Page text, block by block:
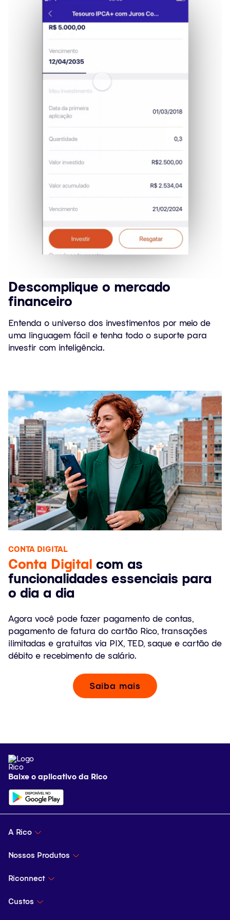
Descomplique o mercado
financeiro
Entenda o universo dos investimentos por meio de
uma linguagem fácil e tenha todo o suporte para
investir com inteligência.
CONTA DIGITAL
Conta Digital com as
funcionalidades essenciais para
o dia a dia
Agora você pode fazer pagamento de contas,
pagamento de fatura do cartão Rico, transações
ilimitadas e gratuitas via PIX, TED, saque e cartão de
débito e recebimento de salário.
Saiba mais
Baixe o aplicativo da Rico
A Rico
A Rico
Quem somos
Vantagens Rico
Nossos Produtos
Investimentos
Todos os investimentos
Riconnect
Blog
Custos